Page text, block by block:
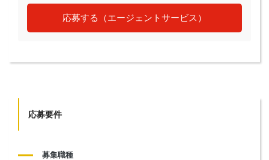
応募する（エージェントサービス）
応募要件
募集職種